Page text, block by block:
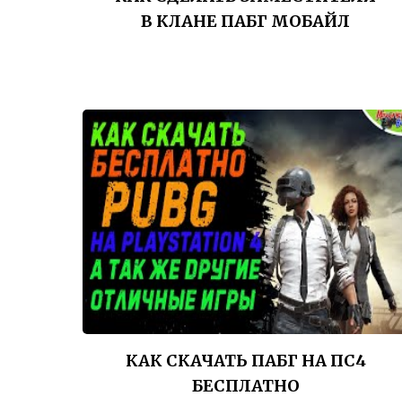
В КЛАНЕ ПАБГ МОБАЙЛ
КАК СКАЧАТЬ ПАБГ НА ПС4
БЕСПЛАТНО